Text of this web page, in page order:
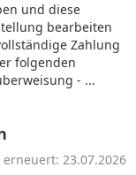
und diese
bearbeiten
Zahlung
folgenden
- ...
23.07.2026